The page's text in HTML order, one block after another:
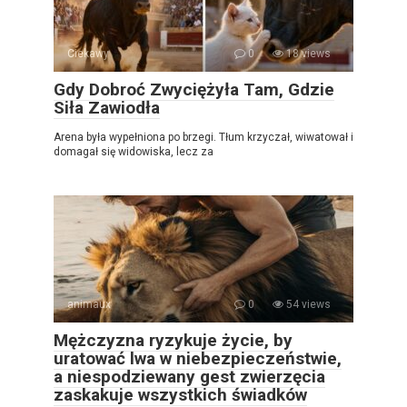
Ciekawy 0 18 views
Gdy Dobroć Zwyciężyła Tam, Gdzie
Siła Zawiodła
Arena była wypełniona po brzegi. Tłum krzyczał, wiwatował i
domagał się widowiska, lecz za
animaux 0 54 views
Mężczyzna ryzykuje życie, by
uratować lwa w niebezpieczeństwie,
a niespodziewany gest zwierzęcia
zaskakuje wszystkich świadków